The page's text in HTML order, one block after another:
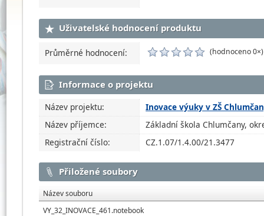
Uživatelské hodnocení produktu
Průměrné hodnocení: (hodnoceno 0×)
Informace o projektu
Název projektu:
Inovace výuky v ZŠ
Název příjemce:
Základní škola Chlumčany,
Registrační číslo:
CZ.1.07/1.4.00/21.3477
Přiložené soubory
Název souboru
VY_32_INOVACE_461.notebook